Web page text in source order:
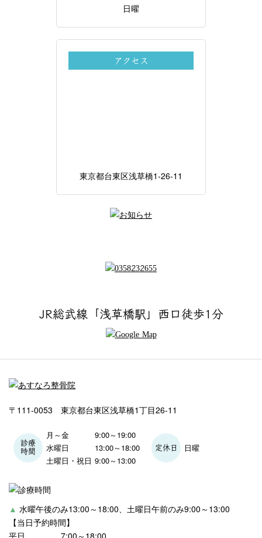
日曜
アクセス
東京都台東区浅草橋1-26-11
JR総武線「浅草橋駅」西口徒歩1分
〒111-0053 東京都台東区浅草橋1丁目26-11
診療
時間
月～金
9:00～19:00
水曜日
13:00～18:00
土曜日・祝日 9:00～13:00
定休日 日曜
▲ 水曜午後のみ13:00～18:00、土曜日午前のみ9:00～13:00
【当日予約時間】